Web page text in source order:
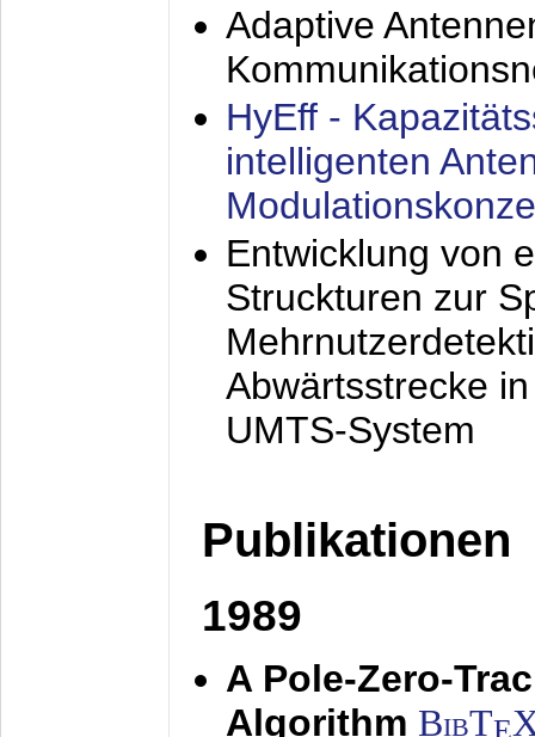
Adaptive
HyEff -
intelligenten
Entwicklung von
Struckturen zur
Abwärtsstrecke
UMTS-System
Publikationen
1989
A Pole-Zero-
Algorithm BibT